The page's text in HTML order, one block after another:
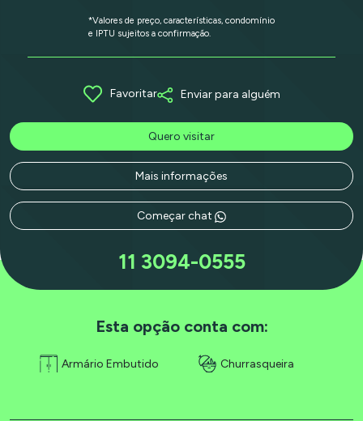
*Valores de preço, características, condomínio
e IPTU sujeitos a confirmação.
Favoritar Enviar para alguém
Quero visitar
Mais informações
Começar chat
11 3094-0555
Esta opção conta com:
Armário Embutido Churrasqueira